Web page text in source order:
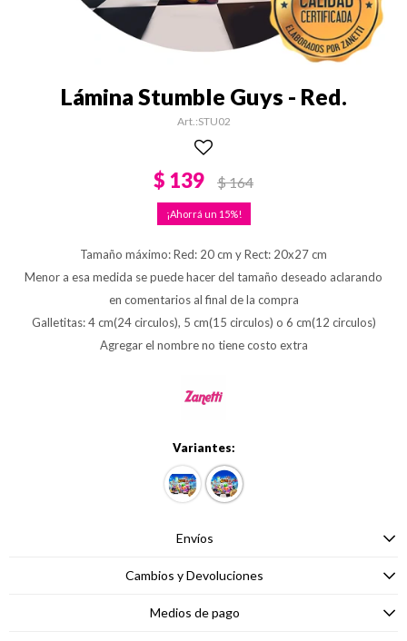
Lámina Stumble Guys - Red.
STU02
$ 139 $164
15
Tamaño máximo: Red: 20 cm y Rect: 20x27 cm
Menor a esa medida se puede hacer del tamaño deseado aclarando
en comentarios al final de la compra
Galletitas: 4 cm(24 circulos), 5 cm(15 circulos) o 6 cm(12 circulos)
Agregar el nombre no tiene costo extra
Variantes:
Envíos
Cambios y Devoluciones
Medios de pago